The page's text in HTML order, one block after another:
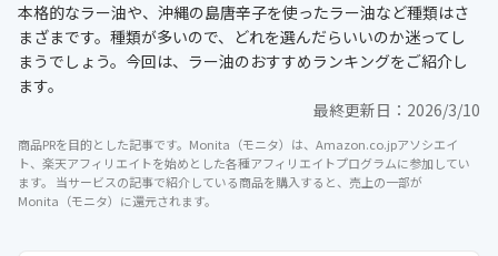
本格的なラー油や、沖縄の島唐辛子を使ったラー油など種類はさ
まざまです。種類が多いので、どれを選んだらいいのか迷ってし
まうでしょう。今回は、ラー油のおすすめランキングをご紹介し
ます。
最終更新日： 2026/3/10
商品PRを目的とした記事です。Monita（モニタ）は、Amazon.co.jpアソシエイ
ト、楽天アフィリエイトを始めとした各種アフィリエイトプログラムに参加してい
ます。 当サービスの記事で紹介している商品を購入すると、売上の一部が
Monita（モニタ）に還元されます。